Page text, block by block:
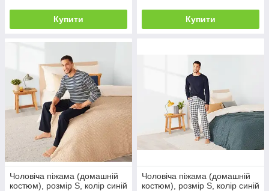
Купити Купити
Чоловіча піжама (домашній
костюм), розмір S, колір синій
Чоловіча піжама (домашній
костюм), розмір S, колір синій